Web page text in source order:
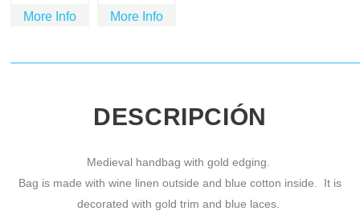
More Info More Info
DESCRIPCIÓN
Medieval handbag with gold edging.
Bag is made with wine linen outside and blue cotton inside. It is
decorated with gold trim and blue laces.